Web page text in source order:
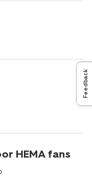
HEMA fans
Feedback